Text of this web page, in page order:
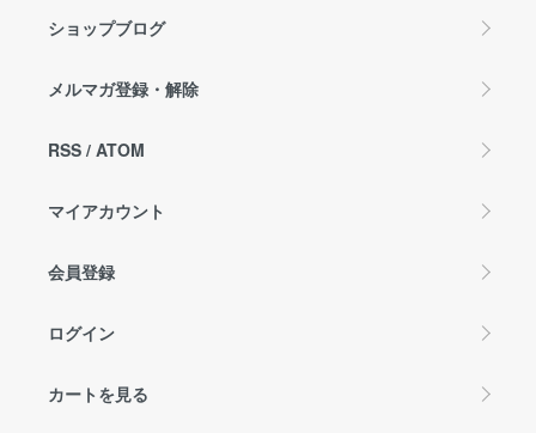
ショップブログ
メルマガ登録・解除
RSS / ATOM
マイアカウント
会員登録
ログイン
カートを見る